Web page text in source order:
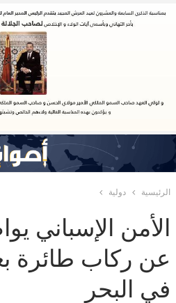
الرئيسية دولية
الأمن الإسباني
عن ركاب طائرة
في البحر